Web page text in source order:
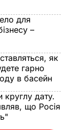
для
–
як
гарно
в басейн
круглу дату.
що Росія